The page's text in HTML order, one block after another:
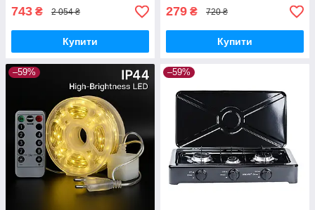
743 ₴ 2 054 ₴
Купити
279 ₴ 720 ₴
Купити
–59% –59%